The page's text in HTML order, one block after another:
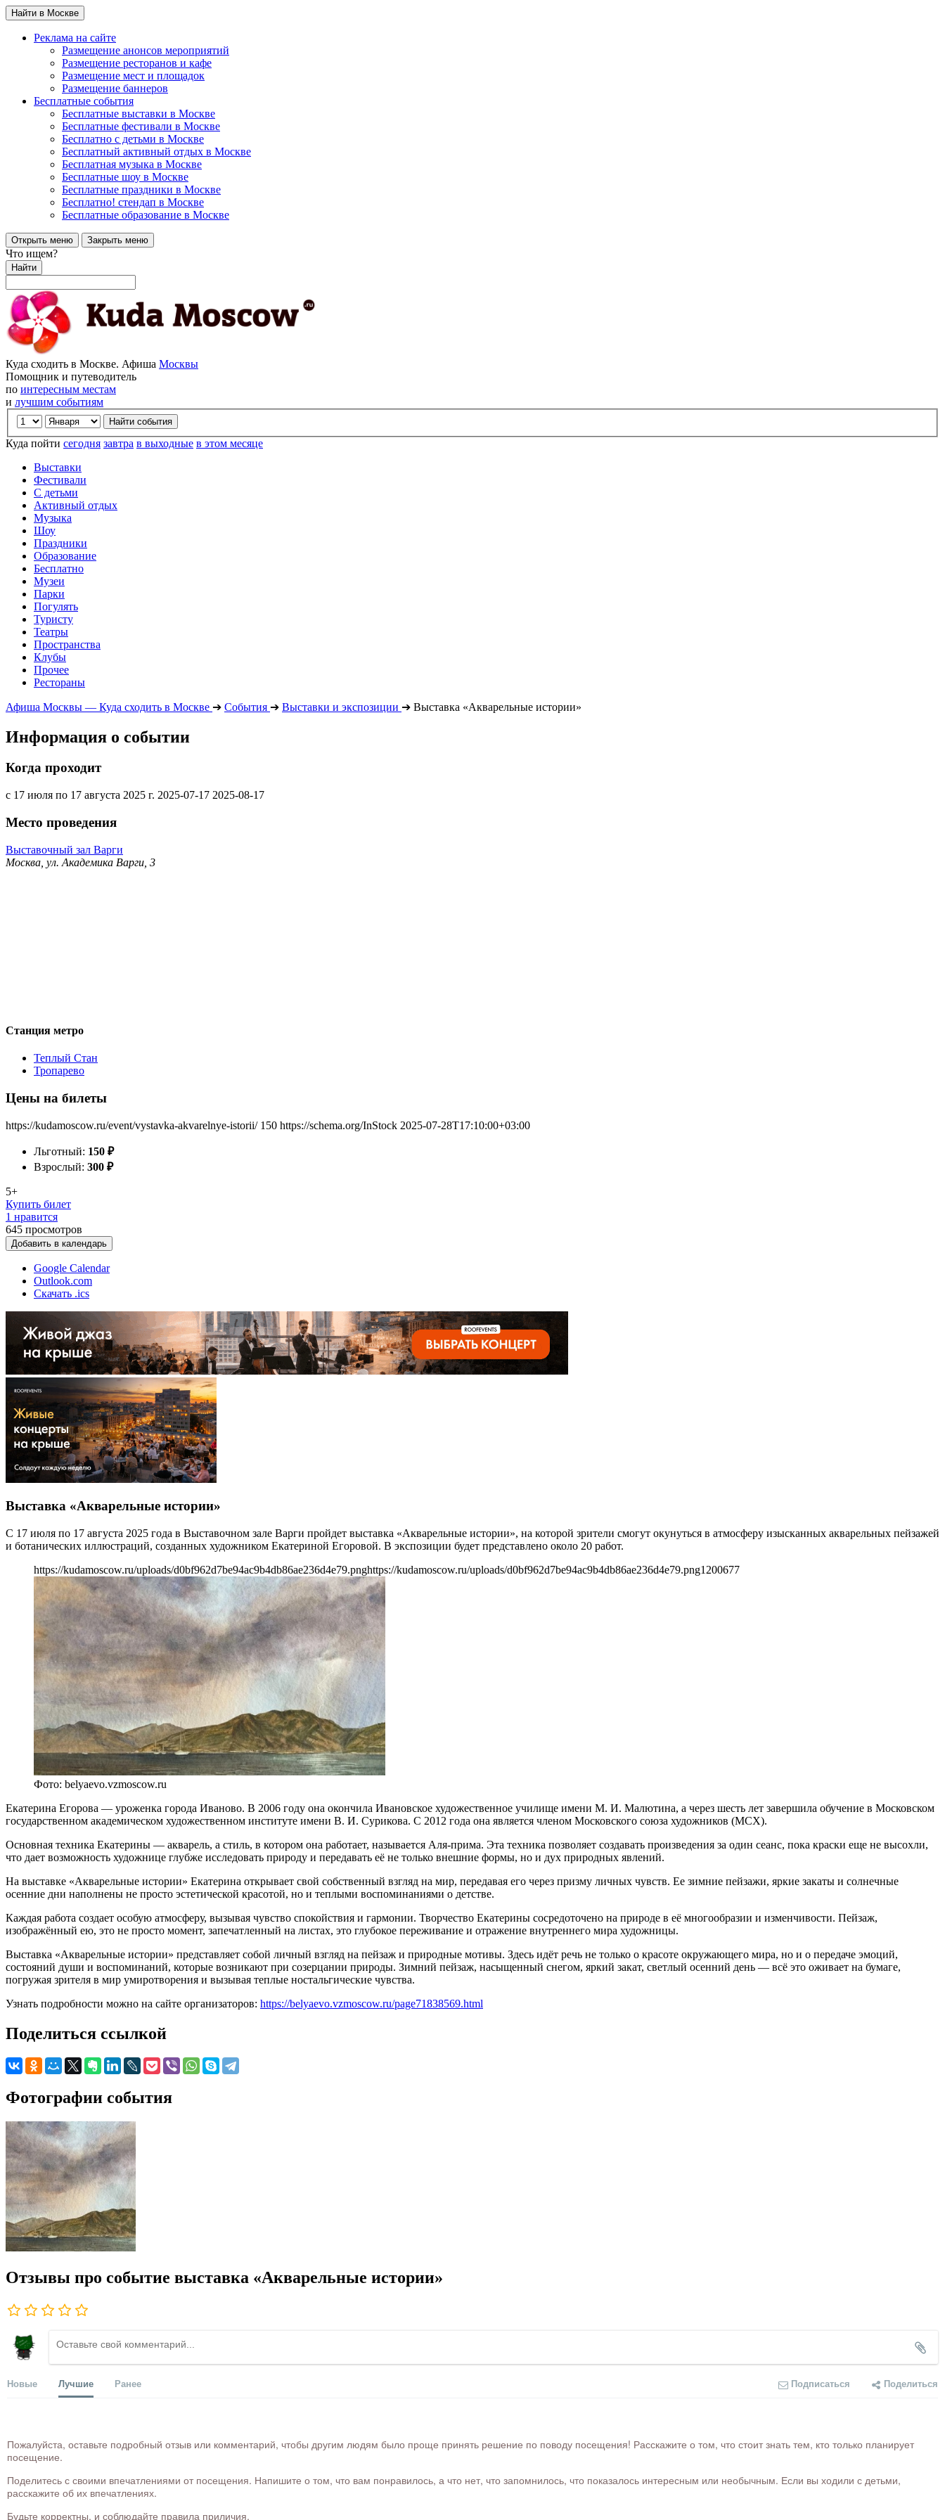
Найти в Москве
Реклама на сайте
Размещение анонсов мероприятий
Размещение ресторанов и кафе
Размещение мест и площадок
Размещение баннеров
Бесплатные события
Бесплатные выставки в Москве
Бесплатные фестивали в Москве
Бесплатно с детьми в Москве
Бесплатный активный отдых в Москве
Бесплатная музыка в Москве
Бесплатные шоу в Москве
Бесплатные праздники в Москве
Бесплатно! стендап в Москве
Бесплатные образование в Москве
Открыть меню Закрыть меню
Что ищем?
Найти
Куда сходить в Москве. Афиша Москвы
Помощник и путеводитель
по интересным местам
и лучшим событиям
Куда пойти сегодня завтра в выходные в этом месяце
Выставки
Фестивали
С детьми
Активный отдых
Музыка
Шоу
Праздники
Образование
Бесплатно
Музеи
Парки
Погулять
Туристу
Театры
Пространства
Клубы
Прочее
Рестораны
Афиша Москвы — Куда сходить в Москве ➔ События ➔ Выставки и экспозиции ➔ Выставка «Акварельные истории»
Информация о событии
Когда проходит
с 17 июля по 17 августа 2025 г. 2025-07-17 2025-08-17
Место проведения
Выставочный зал Варги
Москва, ул. Академика Варги, 3
Станция метро
Теплый Стан
Тропарево
Цены на билеты
https://kudamoscow.ru/event/vystavka-akvarelnye-istorii/ 150 https://schema.org/InStock 2025-07-28T17:10:00+03:00
Льготный: 150 ₽
Взрослый: 300 ₽
5+
Купить билет
1 нравится
645 просмотров
Добавить в календарь
Google Calendar
Outlook.com
Скачать .ics
Выставка «Акварельные истории»
С 17 июля по 17 августа 2025 года в Выставочном зале Варги пройдет выставка «Акварельные истории», на которой зрители смогут окунуться в атмосферу изысканных акварельных пейзажей
и ботанических иллюстраций, созданных художником Екатериной Егоровой. В экспозиции будет представлено около 20 работ.
https://kudamoscow.ru/uploads/d0bf962d7be94ac9b4db86ae236d4e79.pnghttps://kudamoscow.ru/uploads/d0bf962d7be94ac9b4db86ae236d4e79.png1200677
Фото: belyaevo.vzmoscow.ru
Екатерина Егорова — уроженка города Иваново. В 2006 году она окончила Ивановское художественное училище имени М. И. Малютина, а через шесть лет завершила обучение в Московском
государственном академическом художественном институте имени В. И. Сурикова. С 2012 года она является членом Московского союза художников (МСХ).
Основная техника Екатерины — акварель, а стиль, в котором она работает, называется Аля-прима. Эта техника позволяет создавать произведения за один сеанс, пока краски еще не высохли,
что дает возможность художнице глубже исследовать природу и передавать её не только внешние формы, но и дух природных явлений.
На выставке «Акварельные истории» Екатерина открывает свой собственный взгляд на мир, передавая его через призму личных чувств. Ее зимние пейзажи, яркие закаты и солнечные
осенние дни наполнены не просто эстетической красотой, но и теплыми воспоминаниями о детстве.
Каждая работа создает особую атмосферу, вызывая чувство спокойствия и гармонии. Творчество Екатерины сосредоточено на природе в её многообразии и изменчивости. Пейзаж,
изображённый ею, это не просто момент, запечатленный на листах, это глубокое переживание и отражение внутреннего мира художницы.
Выставка «Акварельные истории» представляет собой личный взгляд на пейзаж и природные мотивы. Здесь идёт речь не только о красоте окружающего мира, но и о передаче эмоций,
состояний души и воспоминаний, которые возникают при созерцании природы. Зимний пейзаж, насыщенный снегом, яркий закат, светлый осенний день — всё это оживает на бумаге,
погружая зрителя в мир умиротворения и вызывая теплые ностальгические чувства.
Узнать подробности можно на сайте организаторов: https://belyaevo.vzmoscow.ru/page71838569.html
Поделиться ссылкой
Фотографии события
Отзывы про событие выставка «Акварельные истории»
Новые Лучшие Ранее Подписаться Поделиться
Пожалуйста, оставьте подробный отзыв или комментарий, чтобы другим людям было проще принять решение по поводу посещения! Расскажите о том, что стоит знать тем, кто только планирует
посещение.
Поделитесь с своими впечатлениями от посещения. Напишите о том, что вам понравилось, а что нет, что запомнилось, что показалось интересным или необычным. Если вы ходили с детьми,
расскажите об их впечатлениях.
Будьте корректны, и соблюдайте правила приличия.